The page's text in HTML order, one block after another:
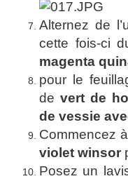
Alternez de
cette fois-ci
magenta
pour le
devert de
de vessie
Commencez
violet winsor
Posez un